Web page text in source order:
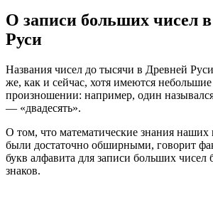
О записи больших чисел
Руси
Названия чисел до тысячи в Древней
же, как и сейчас, хотя имеются
произношении: например, один
— «двадесять».
О том, что математические знания наших
были достаточно обширными, говорит
букв алфавита для записи больших чисел
знаков.